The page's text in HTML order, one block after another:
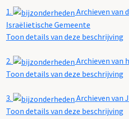
1.
Archieven van
Israëlietische Gemeente
Toon details van deze beschrijving
2.
Archieven van
Toon details van deze beschrijving
3.
Archieven van
Toon details van deze beschrijving